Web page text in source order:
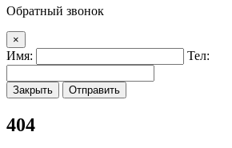
Обратный звонок
×
Имя: Тел:
Закрыть Отправить
404